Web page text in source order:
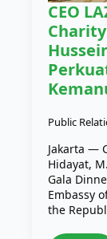
CEO
Public
Jakarta —
Hidayat,
Gala
Embassy
the